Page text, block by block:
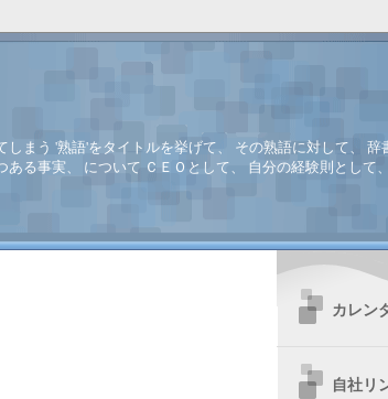
しまう '熟語'をタイトルを挙げて、 その熟語に対して、 辞
ある事実、 について ＣＥＯとして、 自分の経験則として
カレン
自社リ